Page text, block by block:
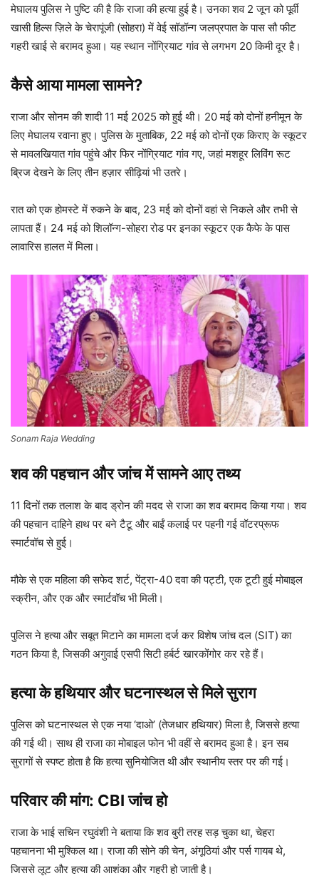
मेघालय पुलिस ने पुष्टि की है कि राजा की हत्या हुई है। उनका शव 2 जून को पूर्वी
खासी हिल्स ज़िले के चेरापूंजी (सोहरा) में वेई सॉडॉन्ग जलप्रपात के पास सौ फीट
गहरी खाई से बरामद हुआ। यह स्थान नोंग्रियाट गांव से लगभग 20 किमी दूर है।
कैसे आया मामला सामने?
राजा और सोनम की शादी 11 मई 2025 को हुई थी। 20 मई को दोनों हनीमून के
लिए मेघालय रवाना हुए। पुलिस के मुताबिक, 22 मई को दोनों एक किराए के स्कूटर
से मावलखियात गांव पहुंचे और फिर नोंग्रियाट गांव गए, जहां मशहूर लिविंग रूट
ब्रिज देखने के लिए तीन हज़ार सीढ़ियां भी उतरे।
रात को एक होमस्टे में रुकने के बाद, 23 मई को दोनों वहां से निकले और तभी से
लापता हैं। 24 मई को शिलॉन्ग-सोहरा रोड पर इनका स्कूटर एक कैफे के पास
लावारिस हालत में मिला।
Sonam Raja Wedding
शव की पहचान और जांच में सामने आए तथ्य
11 दिनों तक तलाश के बाद ड्रोन की मदद से राजा का शव बरामद किया गया। शव
की पहचान दाहिने हाथ पर बने टैटू और बाईं कलाई पर पहनी गई वॉटरप्रूफ
स्मार्टवॉच से हुई।
मौके से एक महिला की सफेद शर्ट, पेंट्रा-40 दवा की पट्टी, एक टूटी हुई मोबाइल
स्क्रीन, और एक और स्मार्टवॉच भी मिली।
पुलिस ने हत्या और सबूत मिटाने का मामला दर्ज कर विशेष जांच दल (SIT) का
गठन किया है, जिसकी अगुवाई एसपी सिटी हर्बर्ट खारकोंगोर कर रहे हैं।
हत्या के हथियार और घटनास्थल से मिले सुराग
पुलिस को घटनास्थल से एक नया ‘दाओ’ (तेजधार हथियार) मिला है, जिससे हत्या
की गई थी। साथ ही राजा का मोबाइल फोन भी वहीं से बरामद हुआ है। इन सब
सुरागों से स्पष्ट होता है कि हत्या सुनियोजित थी और स्थानीय स्तर पर की गई।
परिवार की मांग: CBI जांच हो
राजा के भाई सचिन रघुवंशी ने बताया कि शव बुरी तरह सड़ चुका था, चेहरा
पहचानना भी मुश्किल था। राजा की सोने की चेन, अंगूठियां और पर्स गायब थे,
जिससे लूट और हत्या की आशंका और गहरी हो जाती है।